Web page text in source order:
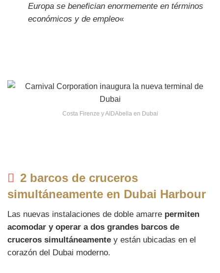
Europa se benefician enormemente en términos
económicos y de empleo«
Costa Firenze y AIDAbella en Dubai
2 barcos de cruceros
simultáneamente en Dubai Harbour
Las nuevas instalaciones de doble amarre permiten
acomodar y operar a dos grandes barcos de
cruceros simultáneamente y están ubicadas en el
corazón del Dubai moderno.